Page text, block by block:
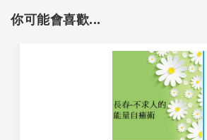
你可能會喜歡...